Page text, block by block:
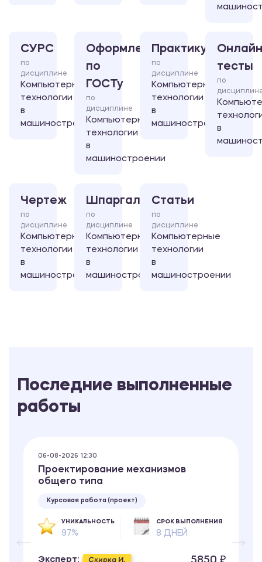
СУРС
по
дисциплине
Компьютерные
технологии
в
машиностроении
Оформление
по
ГОСТу
по
дисциплине
Компьютерные
технологии
в
машиностроении
Практикум
по
дисциплине
Компьютерные
технологии
в
машиностроении
тесты
по
в
Чертеж
по
дисциплине
Компьютерные
технологии
в
машиностроении
Шпаргалка
по
дисциплине
Компьютерные
технологии
в
машиностроении
Статьи
по
дисциплине
Компьютерные
технологии
в
машиностроении
Последние выполненные
работы
06-08-2026 12:30
Проектирование механизмов
общего типа
Курсовая работа (проект)
УНИКАЛЬНОСТЬ
97%
СРОК ВЫПОЛНЕНИЯ
8 ДНЕЙ
Эксперт: Скирка И.